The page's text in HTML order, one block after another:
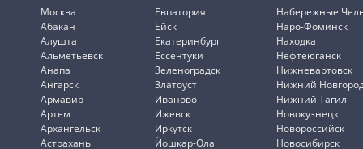
Москва
Абакан
Алушта
Альметьевск
Анапа
Ангарск
Армавир
Артем
Архангельск
Астрахань
Евпатория
Ейск
Екатеринбург
Ессентуки
Зеленоградск
Златоуст
Иваново
Ижевск
Иркутск
Йошкар-Ола
Набережные
Наро-Фоминск
Находка
Нефтеюганск
Нижневартовск
Нижний
Нижний Тагил
Новокузнецк
Новороссийск
Новосибирск